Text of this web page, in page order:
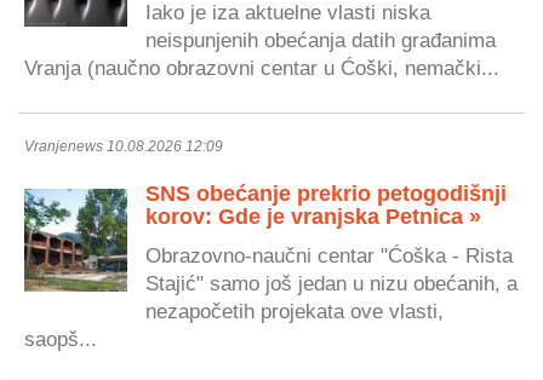
Iako je iza aktuelne vlasti niska
neispunjenih obećanja datih građanima
Vranja (naučno obrazovni centar u Ćoški, nemački...
Vranjenews 10.08.2026 12:09
SNS obećanje prekrio petogodišnji
korov: Gde je vranjska Petnica »
Obrazovno-naučni centar "Ćoška - Rista
Stajić" samo još jedan u nizu obećanih, a
nezapočetih projekata ove vlasti,
saopš...